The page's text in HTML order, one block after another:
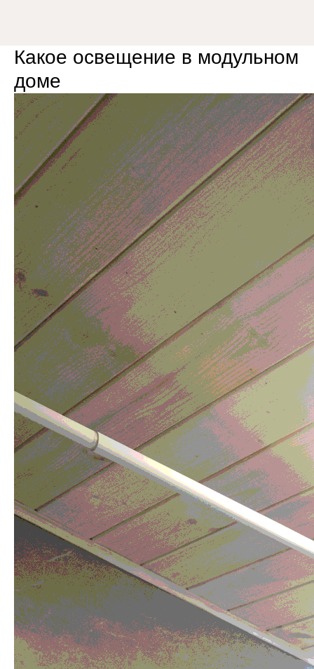
Какое освещение в модульном
доме